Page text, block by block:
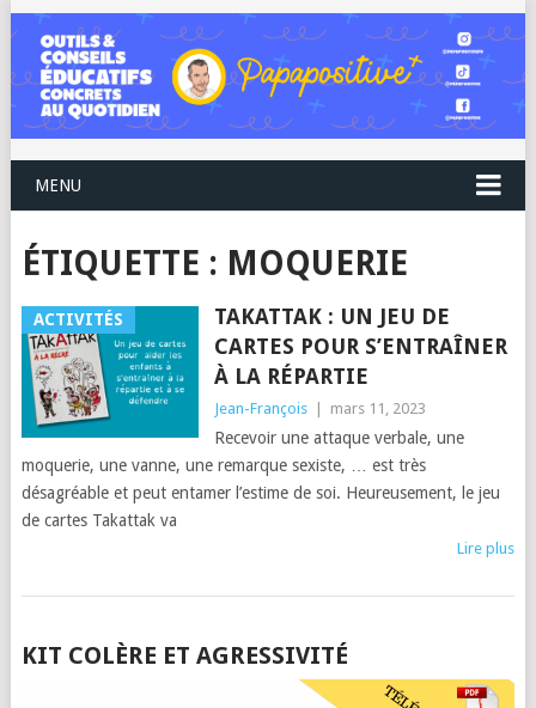
MENU
ÉTIQUETTE : MOQUERIE
ACTIVITÉS
TAKATTAK : UN JEU DE
CARTES POUR S’ENTRAÎNER
À LA RÉPARTIE
Jean-François mars 11, 2023
Recevoir une attaque verbale, une
moquerie, une vanne, une remarque sexiste, … est très
désagréable et peut entamer l’estime de soi. Heureusement, le jeu
de cartes Takattak va
Lire plus
POSTS
KIT COLÈRE ET AGRESSIVITÉ